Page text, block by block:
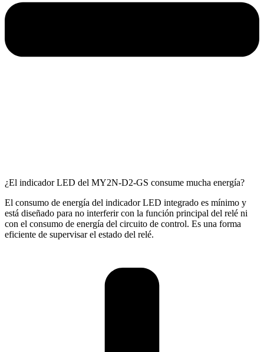
¿El indicador LED del MY2N-D2-GS consume mucha energía?
El consumo de energía del indicador LED integrado es mínimo y
está diseñado para no interferir con la función principal del relé ni
con el consumo de energía del circuito de control. Es una forma
eficiente de supervisar el estado del relé.